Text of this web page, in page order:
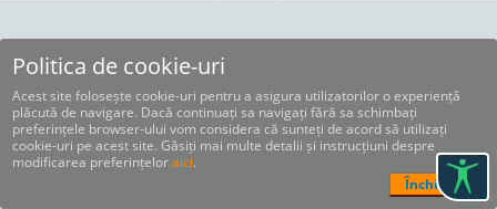
Politica de cookie-uri
Acest site folosește cookie-uri pentru a asigura utilizatorilor o experiență
plăcută de navigare. Dacă continuați sa navigați fără sa schimbați
preferințele browser-ului vom considera că sunteți de acord să utilizați
cookie-uri pe acest site. Găsiți mai multe detalii și instrucțiuni despre
modificarea preferințeloraici.